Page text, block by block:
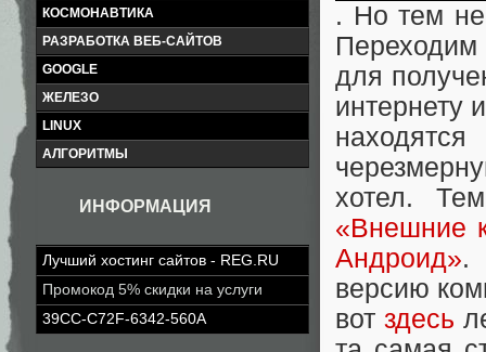
КОСМОНАВТИКА
РАЗРАБОТКА ВЕБ-САЙТОВ
GOOGLE
ЖЕЛЕЗО
LINUX
АЛГОРИТМЫ
ИНФОРМАЦИЯ
Лучший хостинг сайтов - REG.RU
Промокод 5% скидки на услуги
39CC-C72F-6342-560A
. Но тем не
для
интернету
хотел.
«Внешние
Андроид».
версию
вот здесь